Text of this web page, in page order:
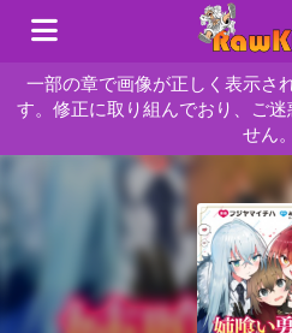
一部の章で画像が正しく表示さ
す。修正に取り組んでおり、ご
せん。